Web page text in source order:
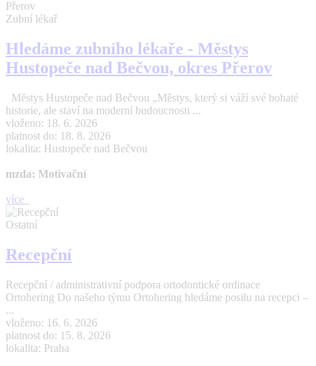
Zubní lékař
Hledáme zubního lékaře - Městys
Hustopeče nad Bečvou, okres Přerov
Městys Hustopeče nad Bečvou „Městys, který si váží své bohaté
historie, ale staví na moderní budoucnosti ...
vloženo: 18. 6. 2026
platnost do: 18. 8. 2026
lokalita: Hustopeče nad Bečvou
mzda: Motivační
více
Ostatní
Recepční
Recepční / administrativní podpora ortodontické ordinace
Ortohering Do našeho týmu Ortohering hledáme posilu na recepci –
...
vloženo: 16. 6. 2026
platnost do: 15. 8. 2026
lokalita: Praha